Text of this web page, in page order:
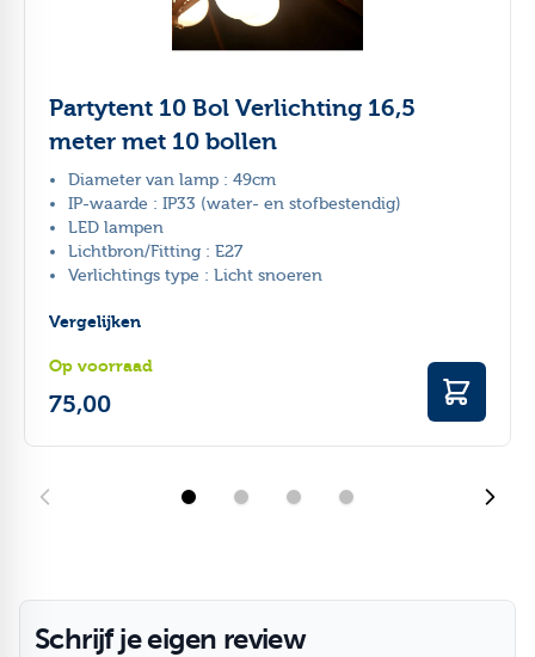
Evenementenorganisaties: waterdicht, brandveilig en flexibel
geschikt voor seizoensgebonden terras- en
Capaciteit:circa60-100 personen,afhankelijk van de
opstelling.
Waarom kiezen voor de GRIZZLY GO-PRO
ARMORSHIELD® 640 massief PVC-doek
Zijwanden met rondboogvensters
Inclusief grondframe voor strakke afspanning
Volledig waterdicht en brandveilig
Uitgebreid assortiment accessoires en onderdelen
Partytent 10 Bol Verlichting 16,5
meter met 10 bollen
Diameter van lamp : 49cm
IP-waarde : IP33 (water- en stofbestendig)
LED lampen
Lichtbron/Fitting : E27
Verlichtings type : Licht snoeren
Vergelijken
Op voorraad
75,00
Schrijf je eigen review